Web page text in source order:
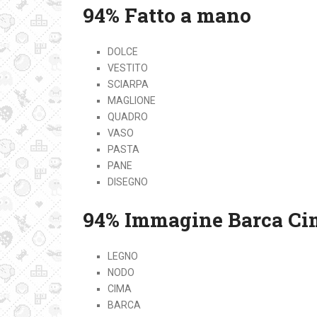
94% Fatto a mano
DOLCE
VESTITO
SCIARPA
MAGLIONE
QUADRO
VASO
PASTA
PANE
DISEGNO
94% Immagine Barca
LEGNO
NODO
CIMA
BARCA